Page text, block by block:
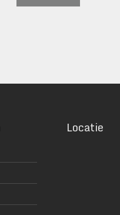
Locatie